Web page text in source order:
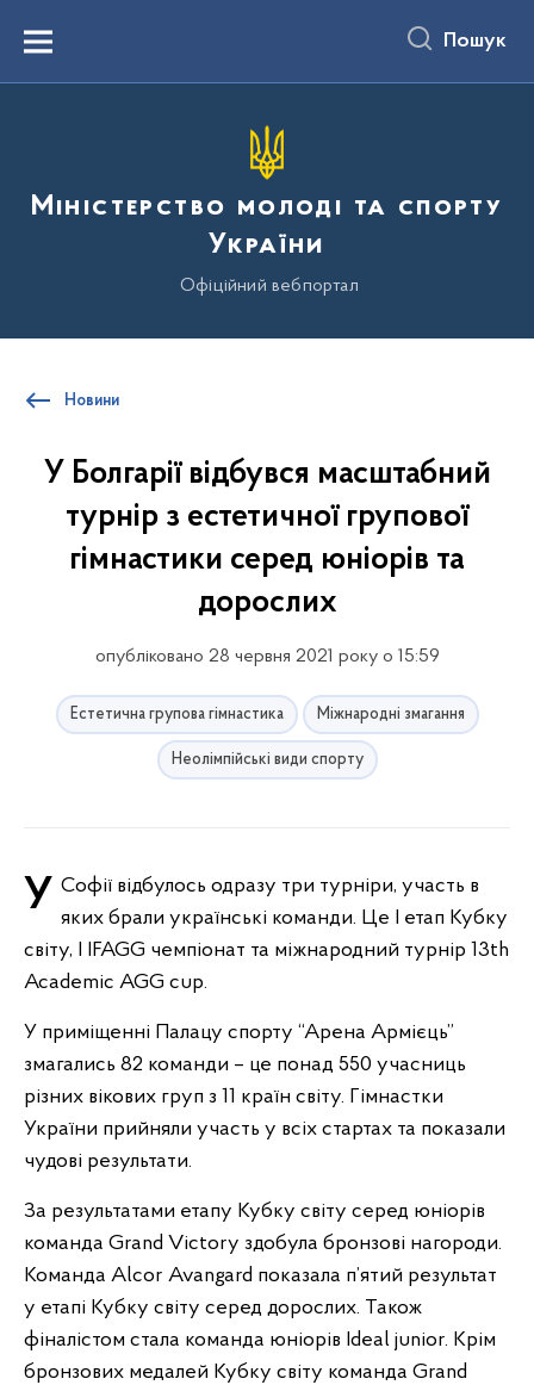
вмістуMenu Пошук
Міністерство молоді та спорту
України
Офіційний вебпортал
Новини
У Болгарії відбувся масштабний
турнір з естетичної групової
гімнастики серед юніорів та
дорослих
опубліковано 28 червня 2021 року о 15:59
Естетична групова гімнастика Міжнародні змагання
Неолімпійські види спорту
У Софії відбулось одразу три турніри, участь в яких брали українські команди. Це І етап Кубку
світу, І IFAGG чемпіонат та міжнародний турнір 13th
Academic AGG cup.
У приміщенні Палацу спорту “Арена Армієць”
змагались 82 команди – це понад 550 учасниць
різних вікових груп з 11 країн світу. Гімнастки
України прийняли участь у всіх стартах та показали
чудові результати.
За результатами етапу Кубку світу серед юніорів
команда Grand Victory здобула бронзові нагороди.
Команда Alcor Avangard показала п’ятий результат
у етапі Кубку світу серед дорослих. Також
фіналістом стала команда юніорів Ideal junior. Крім
бронзових медалей Кубку світу команда Grand